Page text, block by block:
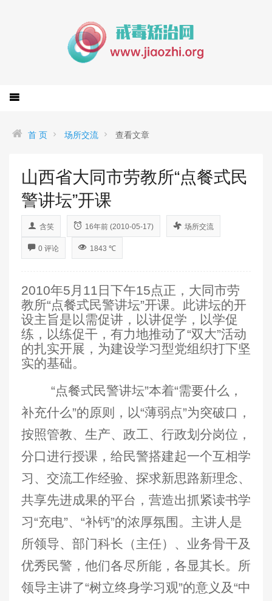
首 页 场所交流 查看文章
山西省大同市劳教所“点餐式民
警讲坛”开课
含笑 16年前 (2010-05-17) 场所交流
0 评论 1843 ℃
2010年5月 11 日 下午15点正，大同市劳
教所“点餐式民警讲坛”开课。此讲坛的开
设主旨是以需促讲，以讲促学，以学促
练，以练促干，有力地推动了“双大”活动
的扎实开展，为建设学习型党组织打下坚
实的基础。
“点餐式民警讲坛”本着“需要什么，
补充什么”的原则，以“薄弱点”为突破口，
按照管教、生产、政工、行政划分岗位，
分口进行授课，给民警搭建起一个互相学
习、交流工作经验、探求新思路新理念、
共享先进成果的平台，营造出抓紧读书学
习“充电”、“补钙”的浓厚氛围。主讲人是
所领导、部门科长（主任）、业务骨干及
优秀民警，他们各尽所能，各显其长。所
领导主讲了“树立终身学习观”的意义及“中